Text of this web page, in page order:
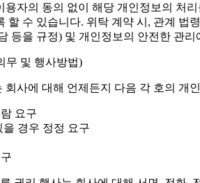
용자의 동의 없이 해당 개인정보의 처
할 수 있습니다. 위탁 계약 시, 관계 법
등을 규정) 및 개인정보의 안전한 관
무 및 행사방법)
회사에 대해 언제든지 다음 각 호의 개
요구
을 경우 정정 요구